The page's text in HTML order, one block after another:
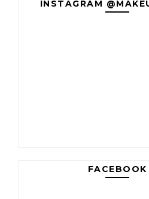
INSTAGRAM
FACEBOOK